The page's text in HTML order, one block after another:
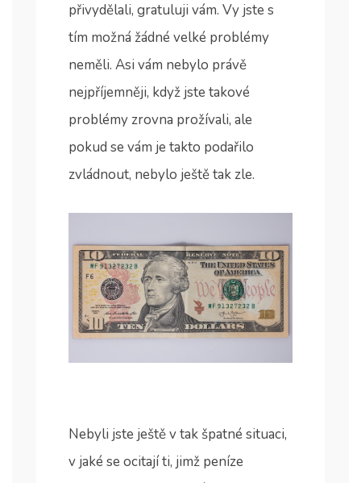
přivydělali, gratuluji vám. Vy jste s
tím možná žádné velké problémy
neměli. Asi vám nebylo právě
nejpříjemněji, když jste takové
problémy zrovna prožívali, ale
pokud se vám je takto podařilo
zvládnout, nebylo ještě tak zle.
Nebyli jste ještě v tak špatné situaci,
v jaké se ocitají ti, jimž peníze